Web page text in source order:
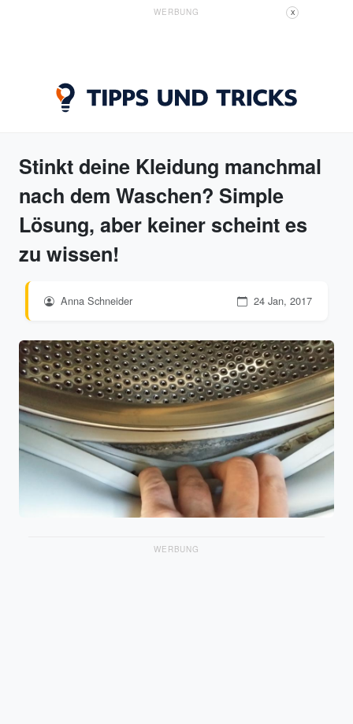
WERBUNG X
Stinkt deine Kleidung manchmal
nach dem Waschen? Simple
Lösung, aber keiner scheint es
zu wissen!
Anna Schneider 24 Jan, 2017
WERBUNG